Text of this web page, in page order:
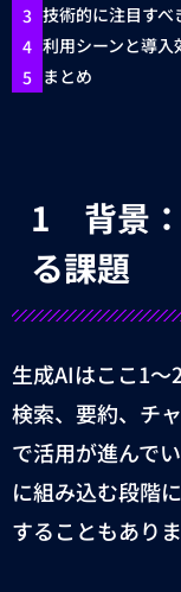
技術的に注目すべ
利用シーンと導入
まとめ
1 背景：
る課題
生成AIはここ1〜
検索、要約、チ
で活用が進んで
に組み込む段階
することもあり